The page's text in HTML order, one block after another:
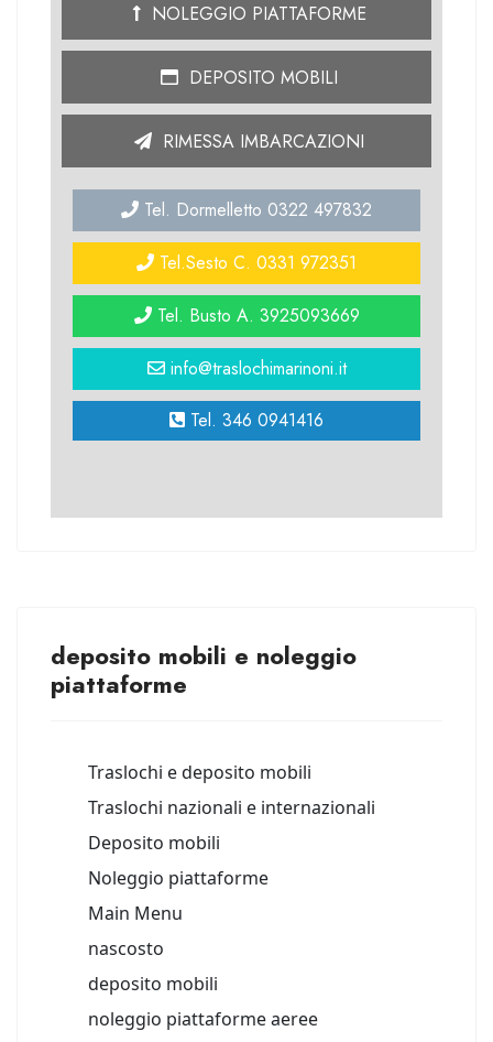
NOLEGGIO PIATTAFORME
DEPOSITO MOBILI
RIMESSA IMBARCAZIONI
Tel. Dormelletto 0322 497832
Tel.Sesto C. 0331 972351
Tel. Busto A. 3925093669
info@traslochimarinoni.it
Tel. 346 0941416
deposito mobili e noleggio
piattaforme